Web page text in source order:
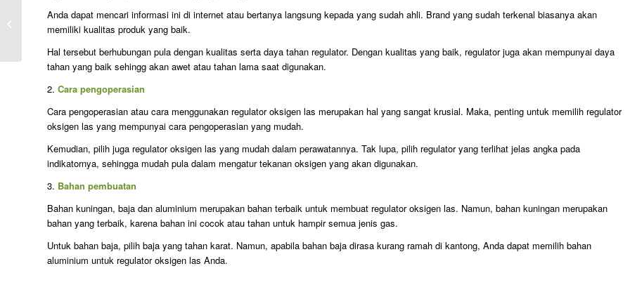
Anda dapat mencari informasi ini di internet atau bertanya langsung kepada yang sudah ahli. Brand yang sudah terkenal biasanya akan
memiliki kualitas produk yang baik.
Hal tersebut berhubungan pula dengan kualitas serta daya tahan regulator. Dengan kualitas yang baik, regulator juga akan mempunyai daya
tahan yang baik sehingg akan awet atau tahan lama saat digunakan.
2. Cara pengoperasian
Cara pengoperasian atau cara menggunakan regulator oksigen las merupakan hal yang sangat krusial. Maka, penting untuk memilih regulator
oksigen las yang mempunyai cara pengoperasian yang mudah.
Kemudian, pilih juga regulator oksigen las yang mudah dalam perawatannya. Tak lupa, pilih regulator yang terlihat jelas angka pada
indikatornya, sehingga mudah pula dalam mengatur tekanan oksigen yang akan digunakan.
3. Bahan pembuatan
Bahan kuningan, baja dan aluminium merupakan bahan terbaik untuk membuat regulator oksigen las. Namun, bahan kuningan merupakan
bahan yang terbaik, karena bahan ini cocok atau tahan untuk hampir semua jenis gas.
Untuk bahan baja, pilih baja yang tahan karat. Namun, apabila bahan baja dirasa kurang ramah di kantong, Anda dapat memilih bahan
aluminium untuk regulator oksigen las Anda.
Jual Regulator Las Oksigen di Bekasi